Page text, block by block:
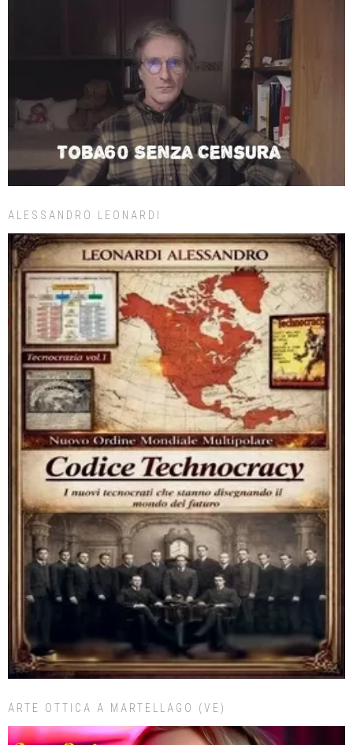
ALESSANDRO LEONARDI
ARTE OTTICA A MARTELLAGO (VE)